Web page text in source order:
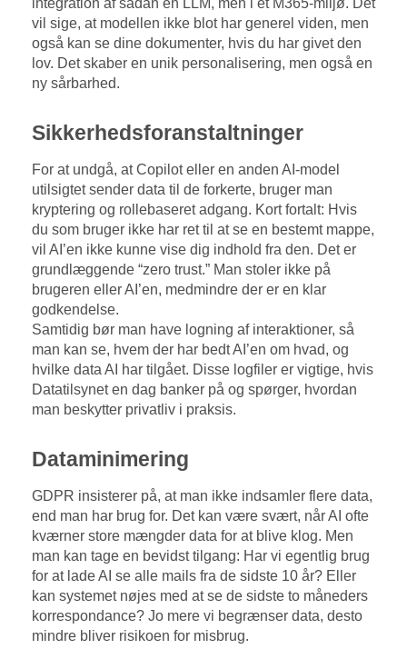
integration af sådan en LLM, men i et M365-miljø. Det
vil sige, at modellen ikke blot har generel viden, men
også kan se dine dokumenter, hvis du har givet den
lov. Det skaber en unik personalisering, men også en
ny sårbarhed.
Sikkerhedsforanstaltninger
For at undgå, at Copilot eller en anden AI-model
utilsigtet sender data til de forkerte, bruger man
kryptering og rollebaseret adgang. Kort fortalt: Hvis
du som bruger ikke har ret til at se en bestemt mappe,
vil AI’en ikke kunne vise dig indhold fra den. Det er
grundlæggende “zero trust.” Man stoler ikke på
brugeren eller AI’en, medmindre der er en klar
godkendelse.
Samtidig bør man have logning af interaktioner, så
man kan se, hvem der har bedt AI’en om hvad, og
hvilke data AI har tilgået. Disse logfiler er vigtige, hvis
Datatilsynet en dag banker på og spørger, hvordan
man beskytter privatliv i praksis.
Dataminimering
GDPR insisterer på, at man ikke indsamler flere data,
end man har brug for. Det kan være svært, når AI ofte
kværner store mængder data for at blive klog. Men
man kan tage en bevidst tilgang: Har vi egentlig brug
for at lade AI se alle mails fra de sidste 10 år? Eller
kan systemet nøjes med at se de sidste to måneders
korrespondance? Jo mere vi begrænser data, desto
mindre bliver risikoen for misbrug.